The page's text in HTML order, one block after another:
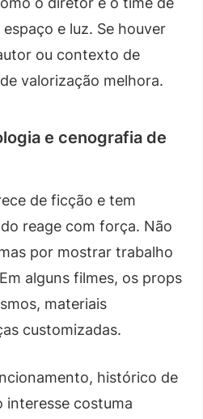
e luz. Se houver
ou contexto de
valorização melhora.
e cenografia de
de ficção e tem
reage com força. Não
por mostrar trabalho
alguns filmes, os props
materiais
customizadas.
histórico de
interesse costuma